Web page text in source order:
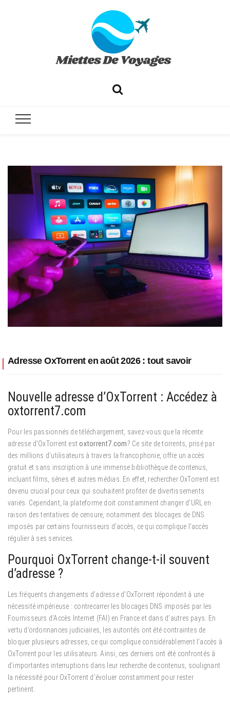
Adresse OxTorrent en août 2026 : tout savoir
Nouvelle adresse d’OxTorrent : Accédez à
oxtorrent7.com
Pour les passionnés de téléchargement, savez-vous que la récente
adresse d’OxTorrent est oxtorrent7.com? Ce site de torrents, prisé par
des millions d’utilisateurs à travers la francophonie, offre un accès
gratuit et sans inscription à une immense bibliothèque de contenus,
incluant films, séries et autres médias. En effet, rechercher OxTorrent est
devenu crucial pour ceux qui souhaitent profiter de divertissements
variés. Cependant, la plateforme doit constamment changer d’URL en
raison des tentatives de censure, notamment des blocages de DNS
imposés par certains fournisseurs d’accès, ce qui complique l’accès
régulier à ses services.
Pourquoi OxTorrent change-t-il souvent
d’adresse ?
Les fréquents changements d’adresse d’OxTorrent répondent à une
nécessité impérieuse : contrecarrer les blocages DNS imposés par les
Fournisseurs d’Accès Internet (FAI) en France et dans d’autres pays. En
vertu d’ordonnances judiciaires, les autorités ont été contraintes de
bloquer plusieurs adresses, ce qui complique considérablement l’accès à
OxTorrent pour les utilisateurs. Ainsi, ces derniers ont été confrontés à
d’importantes interruptions dans leur recherche de contenus, soulignant
la nécessité pour OxTorrent d’évoluer constamment pour rester
pertinent.